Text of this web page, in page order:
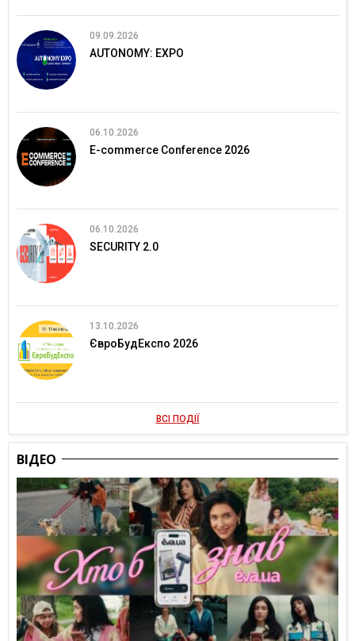
09.09.2026
AUTONOMY: EXPO
06.10.2026
E-commerce Conference 2026
06.10.2026
SECURITY 2.0
13.10.2026
ЄвроБудЕкспо 2026
ВСІ ПОДІЇ
ВІДЕО